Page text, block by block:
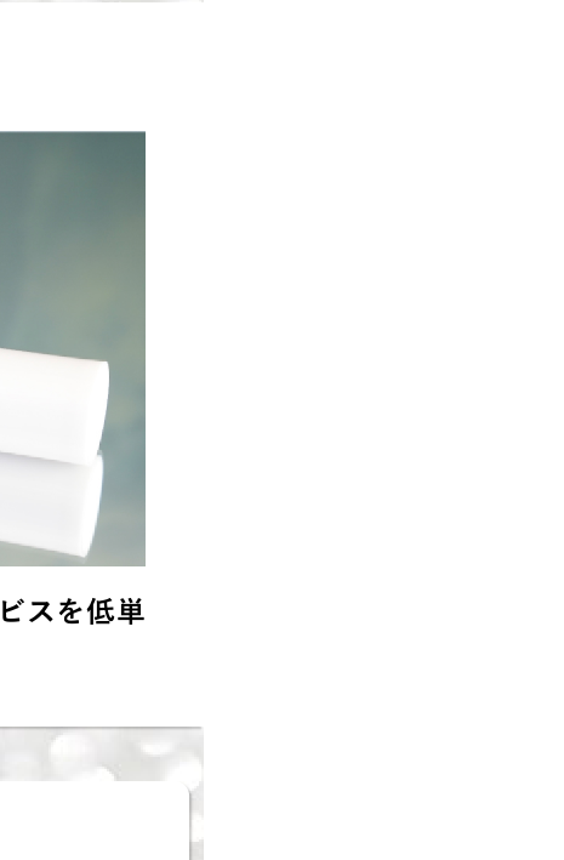
スを低単